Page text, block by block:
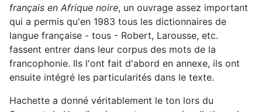
français en Afrique noire, un ouvrage assez important
qui a permis qu'en 1983 tous les dictionnaires de
langue française - tous - Robert, Larousse, etc.
fassent entrer dans leur corpus des mots de la
francophonie. Ils l'ont fait d'abord en annexe, ils ont
ensuite intégré les particularités dans le texte.
Hachette a donné véritablement le ton lors du